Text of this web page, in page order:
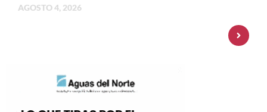
AGOSTO 4, 2026